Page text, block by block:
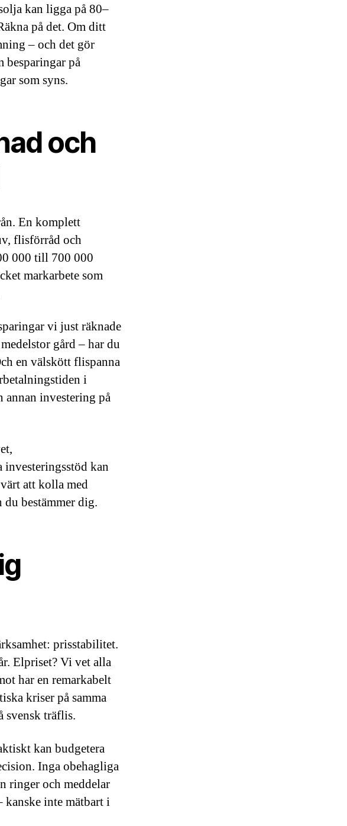
kan ligga på 80–
på det. Om ditt
– och det gör
besparingar på
som syns.
och
En komplett
flisförråd och
000 till 700 000
markarbete som
vi just räknade
gård – har du
en välskött flispanna
i
investering på
kan
att kolla med
bestämmer dig.
prisstabilitet.
Elpriset? Vi vet alla
har en remarkabelt
kriser på samma
svensk träflis.
kan budgetera
Inga obehagliga
ringer och meddelar
inte mätbart i